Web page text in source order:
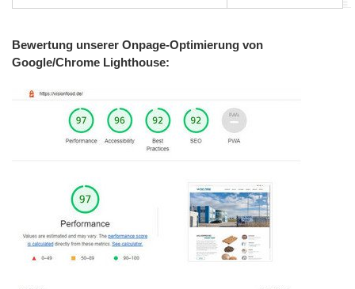
Bewertung unserer Onpage-Optimierung von
Google/Chrome Lighthouse: